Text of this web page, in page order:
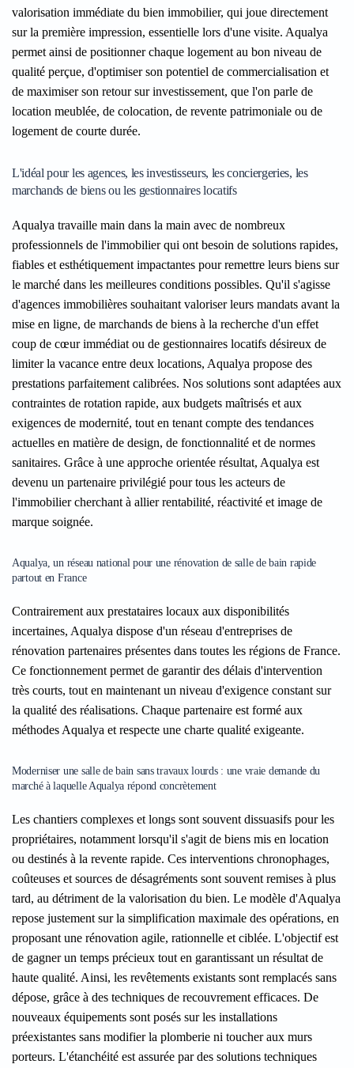
valorisation immédiate du bien immobilier, qui joue directement
sur la première impression, essentielle lors d'une visite. Aqualya
permet ainsi de positionner chaque logement au bon niveau de
qualité perçue, d'optimiser son potentiel de commercialisation et
de maximiser son retour sur investissement, que l'on parle de
location meublée, de colocation, de revente patrimoniale ou de
logement de courte durée.
L'idéal pour les agences, les investisseurs, les conciergeries, les
marchands de biens ou les gestionnaires locatifs
Aqualya travaille main dans la main avec de nombreux
professionnels de l'immobilier qui ont besoin de solutions rapides,
fiables et esthétiquement impactantes pour remettre leurs biens sur
le marché dans les meilleures conditions possibles. Qu'il s'agisse
d'agences immobilières souhaitant valoriser leurs mandats avant la
mise en ligne, de marchands de biens à la recherche d'un effet
coup de cœur immédiat ou de gestionnaires locatifs désireux de
limiter la vacance entre deux locations, Aqualya propose des
prestations parfaitement calibrées. Nos solutions sont adaptées aux
contraintes de rotation rapide, aux budgets maîtrisés et aux
exigences de modernité, tout en tenant compte des tendances
actuelles en matière de design, de fonctionnalité et de normes
sanitaires. Grâce à une approche orientée résultat, Aqualya est
devenu un partenaire privilégié pour tous les acteurs de
l'immobilier cherchant à allier rentabilité, réactivité et image de
marque soignée.
Aqualya, un réseau national pour une rénovation de salle de bain rapide
partout en France
Contrairement aux prestataires locaux aux disponibilités
incertaines, Aqualya dispose d'un réseau d'entreprises de
rénovation partenaires présentes dans toutes les régions de France.
Ce fonctionnement permet de garantir des délais d'intervention
très courts, tout en maintenant un niveau d'exigence constant sur
la qualité des réalisations. Chaque partenaire est formé aux
méthodes Aqualya et respecte une charte qualité exigeante.
Moderniser une salle de bain sans travaux lourds : une vraie demande du
marché à laquelle Aqualya répond concrètement
Les chantiers complexes et longs sont souvent dissuasifs pour les
propriétaires, notamment lorsqu'il s'agit de biens mis en location
ou destinés à la revente rapide. Ces interventions chronophages,
coûteuses et sources de désagréments sont souvent remises à plus
tard, au détriment de la valorisation du bien. Le modèle d'Aqualya
repose justement sur la simplification maximale des opérations, en
proposant une rénovation agile, rationnelle et ciblée. L'objectif est
de gagner un temps précieux tout en garantissant un résultat de
haute qualité. Ainsi, les revêtements existants sont remplacés sans
dépose, grâce à des techniques de recouvrement efficaces. De
nouveaux équipements sont posés sur les installations
préexistantes sans modifier la plomberie ni toucher aux murs
porteurs. L'étanchéité est assurée par des solutions techniques